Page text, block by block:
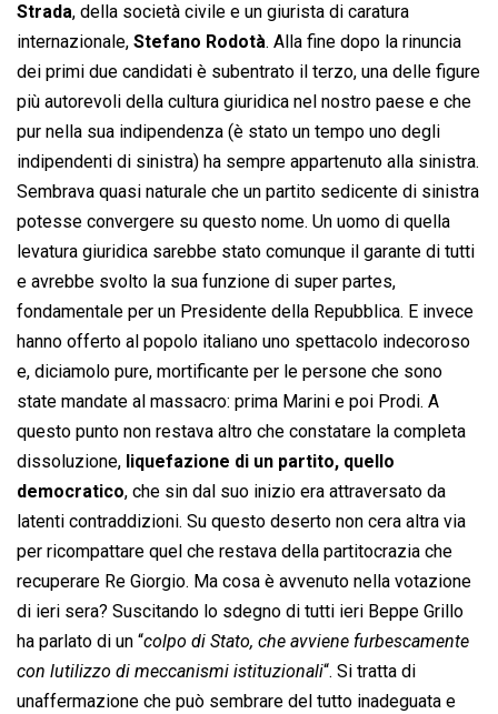
Strada, della società civile e un giurista di caratura
internazionale, Stefano Rodotà. Alla fine dopo la rinuncia
dei primi due candidati è subentrato il terzo, una delle figure
più autorevoli della cultura giuridica nel nostro paese e che
pur nella sua indipendenza (è stato un tempo uno degli
indipendenti di sinistra) ha sempre appartenuto alla sinistra.
Sembrava quasi naturale che un partito sedicente di sinistra
potesse convergere su questo nome. Un uomo di quella
levatura giuridica sarebbe stato comunque il garante di tutti
e avrebbe svolto la sua funzione di super partes,
fondamentale per un Presidente della Repubblica. E invece
hanno offerto al popolo italiano uno spettacolo indecoroso
e, diciamolo pure, mortificante per le persone che sono
state mandate al massacro: prima Marini e poi Prodi. A
questo punto non restava altro che constatare la completa
dissoluzione, liquefazione di un partito, quello
democratico, che sin dal suo inizio era attraversato da
latenti contraddizioni. Su questo deserto non cera altra via
per ricompattare quel che restava della partitocrazia che
recuperare Re Giorgio. Ma cosa è avvenuto nella votazione
di ieri sera? Suscitando lo sdegno di tutti ieri Beppe Grillo
ha parlato di un “colpo di Stato, che avviene furbescamente
con lutilizzo di meccanismi istituzionali“. Si tratta di
unaffermazione che può sembrare del tutto inadeguata e